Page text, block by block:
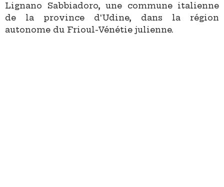
Lignano Sabbiadoro, une commune italienne
de la province d'Udine, dans la région
autonome du Frioul-Vénétie julienne.